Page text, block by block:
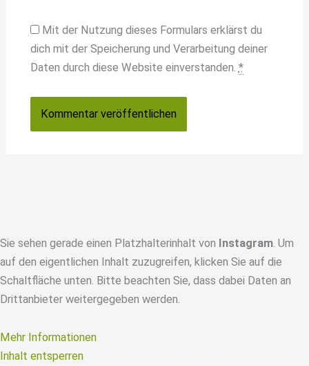
Mit der Nutzung dieses Formulars erklärst du
dich mit der Speicherung und Verarbeitung deiner
Daten durch diese Website einverstanden. *
Sie sehen gerade einen Platzhalterinhalt von Instagram . Um
auf den eigentlichen Inhalt zuzugreifen, klicken Sie auf die
Schaltfläche unten. Bitte beachten Sie, dass dabei Daten an
Drittanbieter weitergegeben werden.
Mehr Informationen
Inhalt entsperren